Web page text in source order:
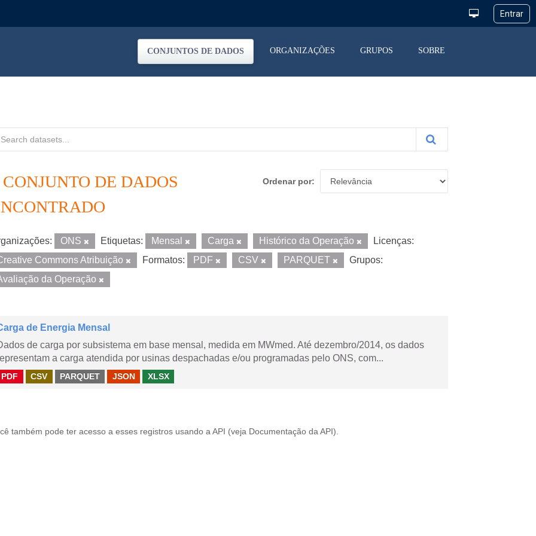
CONJUNTOS DE DADOS ORGANIZAÇÕES GRUPOS SOBRE
Ordenar por
CONJUNTO DE DADOS
ONS Etiquetas: Mensal Carga Histórico da Operação
Licenças:
Commons Atribuição
Formatos: PDF CSV PARQUET
Grupos:
da Operação
de Energia Mensal
de carga por subsistema em base mensal, medida em MWmed. Até dezembro/2014, os dados
a carga atendida por usinas despachadas e/ou programadas pelo ONS, com...
PDF CSV PARQUET JSON XLSX
também pode ter acesso a esses registros usando a API (veja Documentação da API ).